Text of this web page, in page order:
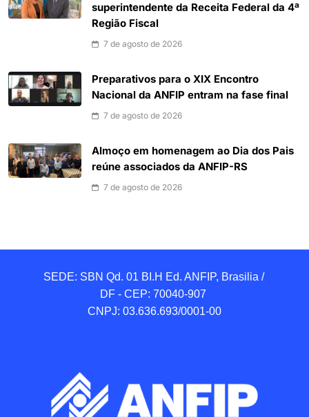
superintendente da Receita Federal da 4ª
Região Fiscal
7 de agosto de 2026
Preparativos para o XIX Encontro
Nacional da ANFIP entram na fase final
7 de agosto de 2026
Almoço em homenagem ao Dia dos Pais
reúne associados da ANFIP-RS
7 de agosto de 2026
SEDE: SBN Qd. 01 BI.H Ed. ANFIP, Brasilia /
DF - CEP: 70040-907
CNPJ: 03.636.693/0001-00